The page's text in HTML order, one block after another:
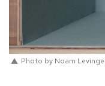
Photo by Noam